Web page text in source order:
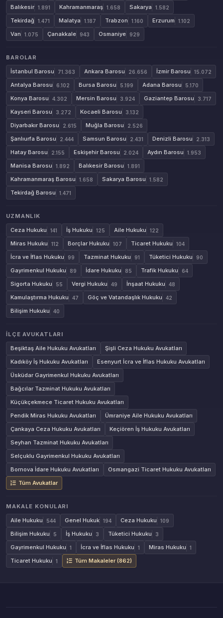
Balıkesir 1.891 Kahramanmaraş 1.658 Sakarya 1.582
Tekirdağ 1.471 Malatya 1.187 Trabzon 1.160 Erzurum 1.102
Van 1.075 Çanakkale 943 Osmaniye 929
BAROLAR
İstanbul Barosu
71.363 Ankara Barosu 26.656 İzmir Barosu 15.072
Antalya Barosu 6.102 Bursa Barosu 5.199 Adana Barosu 5.170
Konya Barosu 4.302 Mersin Barosu 3.924 Gaziantep Barosu 3.717
Kayseri Barosu 3.272 Kocaeli Barosu 3.132
Diyarbakır Barosu 2.615 Muğla Barosu 2.526
Şanlıurfa Barosu 2.444 Samsun Barosu 2.431 Denizli Barosu 2.313
Hatay Barosu 2.155 Eskişehir Barosu 2.024 Aydın Barosu 1.953
Manisa Barosu 1.892 Balıkesir Barosu 1.891
Kahramanmaraş Barosu 1.658 Sakarya Barosu 1.582
Tekirdağ Barosu 1.471
UZMANLIK
Ceza Hukuku
141 İş Hukuku 125 Aile Hukuku 122
Miras Hukuku 112 Borçlar Hukuku 107 Ticaret Hukuku 104
İcra ve İflas Hukuku 99 Tazminat Hukuku 91 Tüketici Hukuku 90
Gayrimenkul Hukuku 89 İdare Hukuku 85 Trafik Hukuku 64
Sigorta Hukuku 55 Vergi Hukuku 49 İnşaat Hukuku 48
Kamulaştırma Hukuku 47 Göç ve Vatandaşlık Hukuku 42
Bilişim Hukuku 40
İLÇE AVUKATLARI
Beşiktaş Aile Hukuku Avukatları
Şişli Ceza Hukuku Avukatları
Kadıköy İş Hukuku Avukatları
Esenyurt İcra ve İflas Hukuku Avukatları
Üsküdar Gayrimenkul Hukuku Avukatları
Bağcılar Tazminat Hukuku Avukatları
Küçükçekmece Ticaret Hukuku Avukatları
Pendik Miras Hukuku Avukatları
Ümraniye Aile Hukuku Avukatları
Çankaya Ceza Hukuku Avukatları
Keçiören İş Hukuku Avukatları
Seyhan Tazminat Hukuku Avukatları
Selçuklu Gayrimenkul Hukuku Avukatları
Bornova İdare Hukuku Avukatları
Osmangazi Ticaret Hukuku Avukatları
Tüm Avukatlar
MAKALE KONULARI
Aile Hukuku
544 Genel Hukuk 194 Ceza Hukuku 109
Bilişim Hukuku 5 İş Hukuku 3 Tüketici Hukuku 3
Gayrimenkul Hukuku 1 İcra ve İflas Hukuku 1 Miras Hukuku 1
Ticaret Hukuku 1 Tüm Makaleler (862)